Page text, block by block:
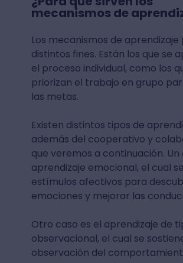
mecanismos de
Los mecanismos de aprendizaje
distintos fines. Están los que se
el proceso individual, como los
priorizan el trabajo en grupo
las metas.
Existen distintos tipos de
además del cooperativo y
que veremos a continuación. Un
aprendizaje emocional, el cual
estímulos afectivos para
emociones y mejorar las
Otro caso es el aprendizaje de
observacional, el cual se
observación del